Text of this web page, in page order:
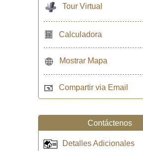
Tour Virtual
Calculadora
Mostrar Mapa
Compartir via Email
Contáctenos
Detalles Adicionales